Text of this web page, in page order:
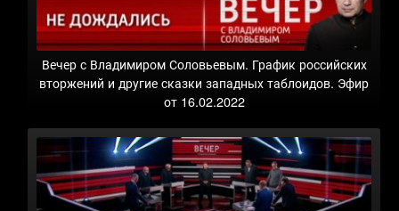
Вечер с Владимиром Соловьевым. График российских
вторжений и другие сказки западных таблоидов. Эфир
от 16.02.2022